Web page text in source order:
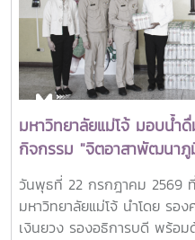
Scholarship Alumni
เก่าผู้ได้รับทุนการศึกษาระดั
นำองค์ความรู้ ประสบการณ์
ไปสร้างคุณประโยชน์ต่อองค์กร
ตะวันออกเฉียงใต้ ตลอดจนเป็
ปรัชญาของ SEARCA ผ่านคว
สาธารณะ และการอุทิศตนเพื่อ
รางวัลครอบคลุมผลงานสำคั
(Teaching) การวิจัย
พัฒนาชุมชน (Public
Development) และธุรกิจการ
มหาวิทยาลัยแม่โจ้ มอบน้ำ
กิจกรรม "จิตอาสาพัฒนาภู
อำเภอสันทราย
วันพุธที่ 22 กรกฎาคม 2569
มหาวิทยาลัยแม่โจ้ นำโดย รอ
เงินยวง รองอธิการบดี พร้อ